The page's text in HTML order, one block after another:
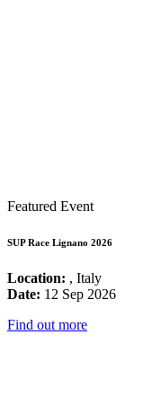
Featured Event
SUP Race Lignano 2026
Location: , Italy
Date: 12 Sep 2026
Find out more